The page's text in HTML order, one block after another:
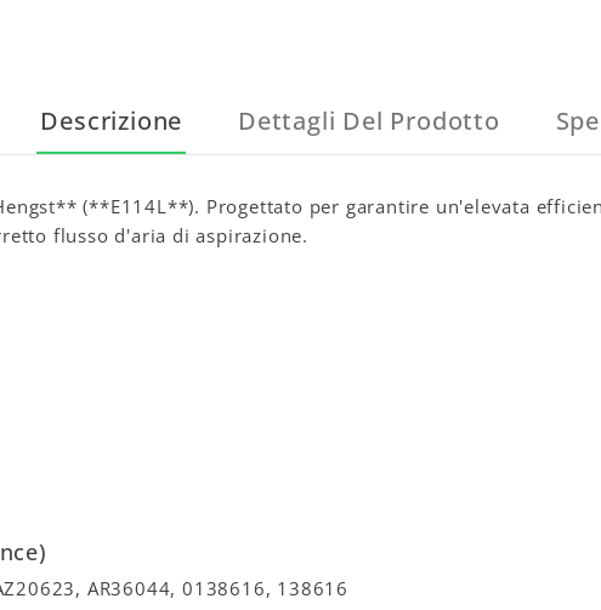
Descrizione Dettagli Del Prodotto
(**E114L**). Progettato per garantire un'elevata
flusso d'aria di aspirazione.
AR36044, 0138616, 138616